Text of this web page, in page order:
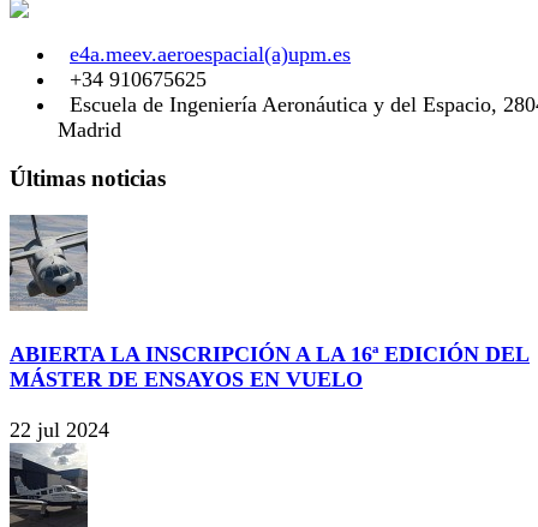
e4a.meev.aeroespacial(a)upm.es
+34 910675625
Escuela de Ingeniería Aeronáutica y del Espacio,
Madrid
Últimas noticias
ABIERTA LA INSCRIPCIÓN A LA 16ª EDICIÓN DEL
MÁSTER DE ENSAYOS EN VUELO
22 jul 2024